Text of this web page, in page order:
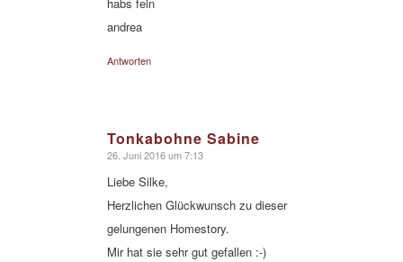
andrea
Antworten
Tonkabohne Sabine
sagte:
26. Juni 2016 um 7:13
Liebe Silke,
Herzlichen Glückwunsch zu dieser
gelungenen Homestory.
Mir hat sie sehr gut gefallen :-)